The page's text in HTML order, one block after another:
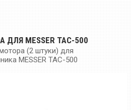
MESSER TAC-500
(2 штуки) для
MESSER TAC-500